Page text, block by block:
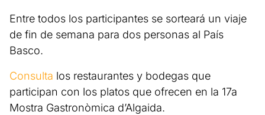
Entre todos los participantes se sorteará un viaje
de fin de semana para dos personas al País
Basco.
Consulta los restaurantes y bodegas que
participan con los platos que ofrecen en la 17a
Mostra Gastronòmica d’Algaida.